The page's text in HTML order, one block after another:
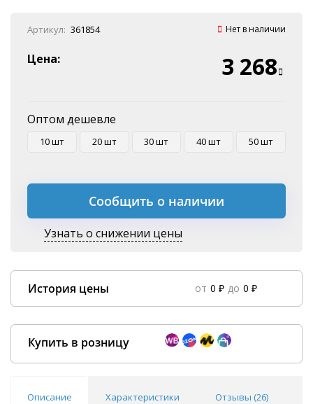
Наличные
Эквайринг
Артикул: 361854 Нет в наличии
Цена: 3 268
Оптом дешевле
10 шт 20 шт 30 шт 40 шт 50 шт
Сообщить о наличии
Узнать о снижении цены
История цены от 0 ₽ до 0 ₽
Купить в розницу
Описание Характеристики Отзывы (26)